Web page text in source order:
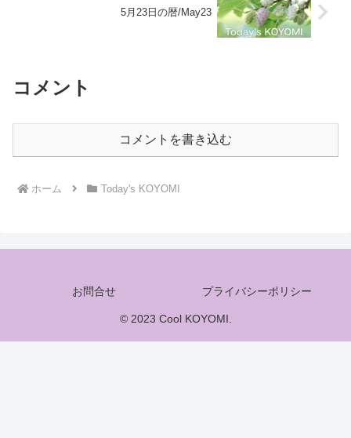
5月23日の暦/May23
コメント
コメントを書き込む
ホーム Today's KOYOMI
お問合せ プライバシーポリシー
© 2023 Cool KOYOMI.